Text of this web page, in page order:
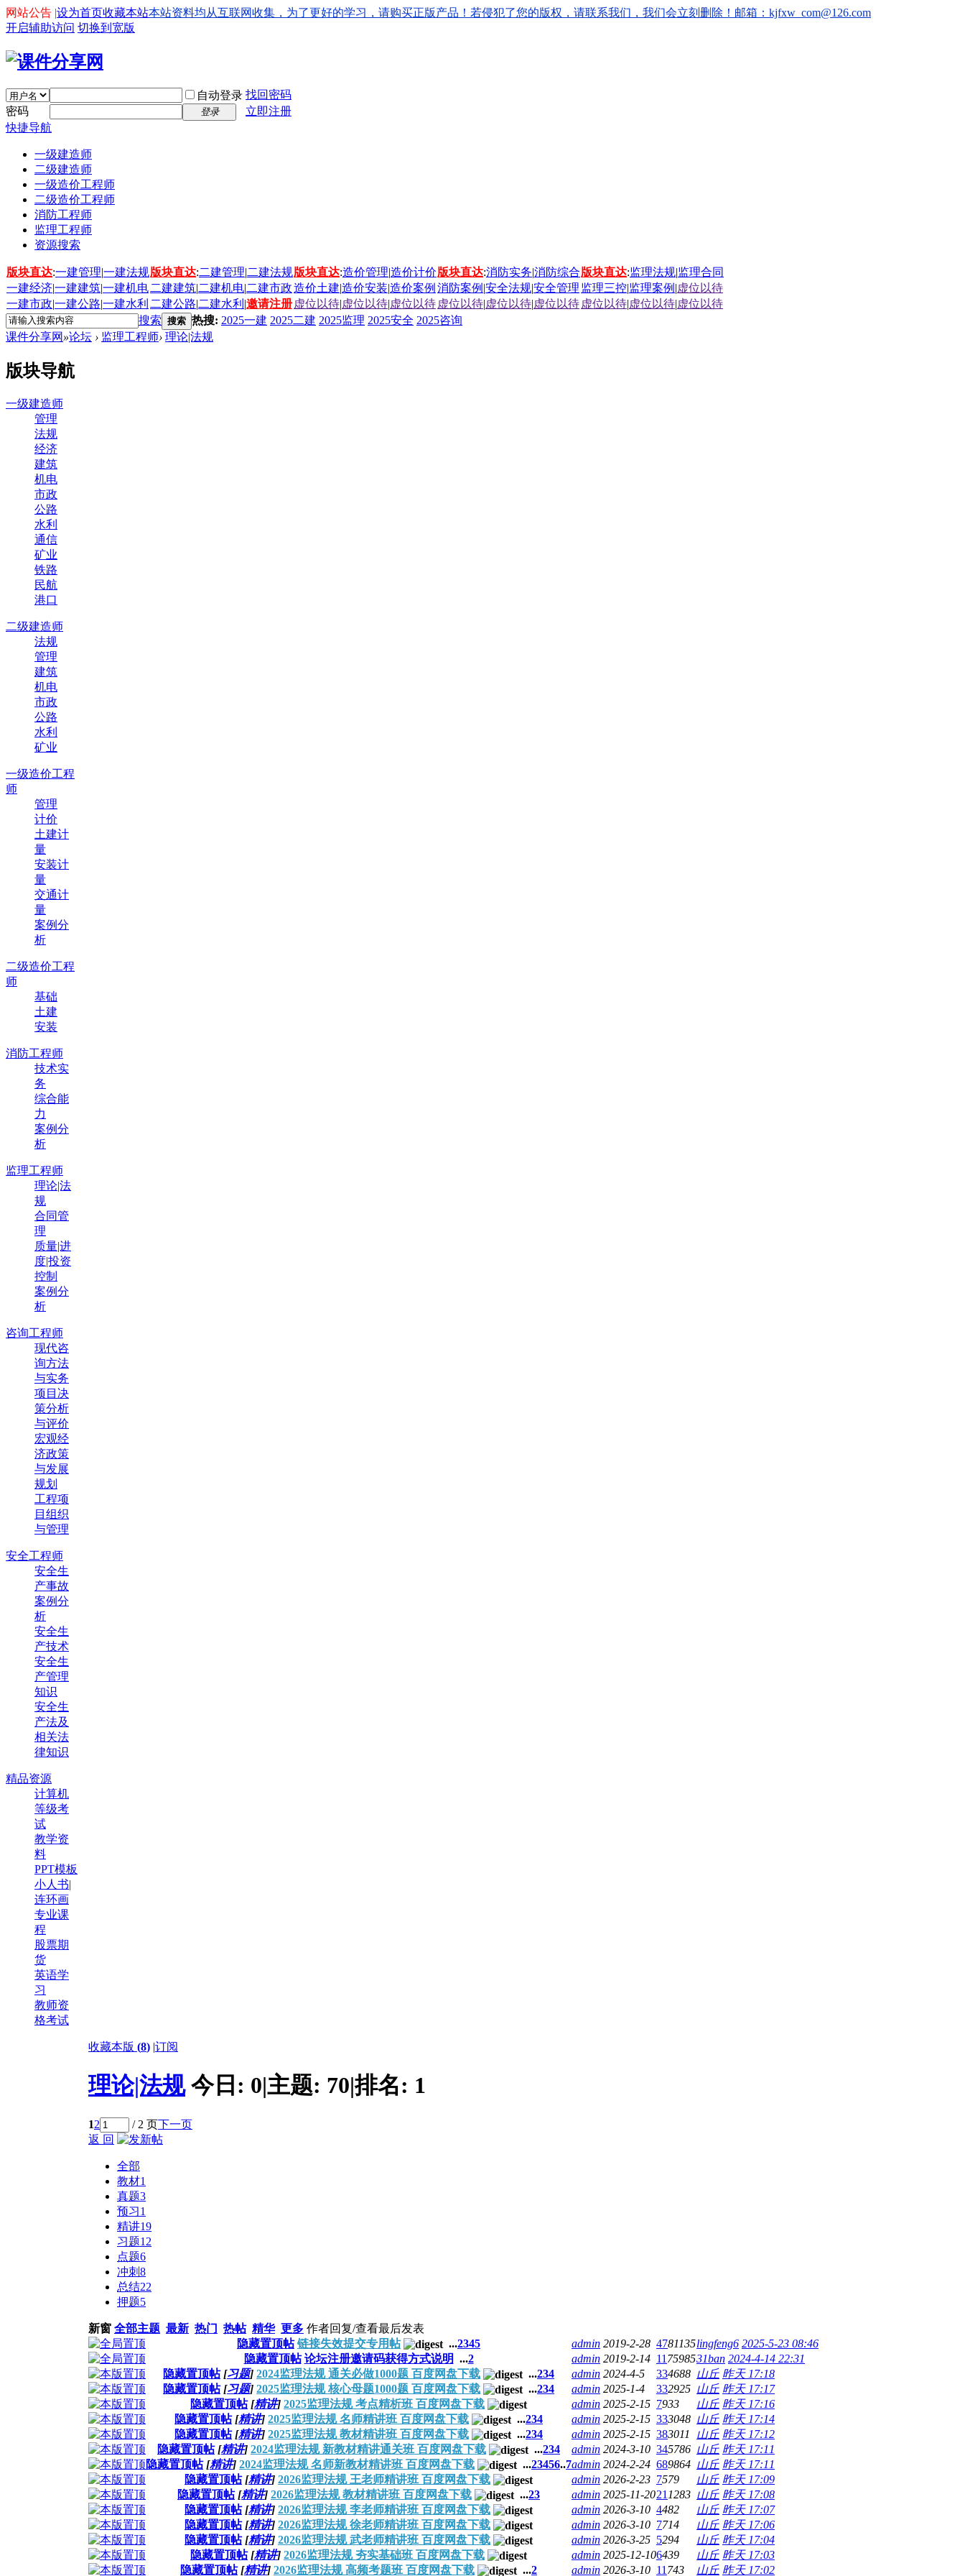
设为首页收藏本站
网站公告 |
本站资料均从互联网收集，为了更好的学习，请购买正版产品！若侵犯了您的版权，请联系我们，我们会立刻删除！邮箱：kjfxw_com@126.com
开启辅助访问 切换到宽版
自动登录 找回密码
密码
登录
立即注册
快捷导航
一级建造师
二级建造师
一级造价工程师
二级造价工程师
消防工程师
监理工程师
资源搜索
版块直达:一建管理|一建法规版块直达:二建管理|二建法规版块直达:造价管理|造价计价版块直达:消防实务|消防综合版块直达:监理法规|监理合同
一建经济|一建建筑|一建机电 二建建筑|二建机电|二建市政造价土建|造价安装|造价案例 消防案例 |安全法规|安全管理 监理三控|监理案例 |虚位以待
一建市政|一建公路|一建水利 二建公路|二建水利 |邀请注册 虚位以待|虚位以待|虚位以待 虚位以待|虚位以待|虚位以待 虚位以待|虚位以待|虚位以待
搜索 搜索 热搜: 2025一建 2025二建 2025监理 2025安全 2025咨询
课件分享网 »论坛 › 监理工程师› 理论|法规
版块导航
一级建造师
管理
法规
经济
建筑
机电
市政
公路
水利
通信
矿业
铁路
民航
港口
二级建造师
法规
管理
建筑
机电
市政
公路
水利
矿业
一级造价工程
师
管理
计价
土建计
量
安装计
量
交通计
量
案例分
析
二级造价工程
师
基础
土建
安装
消防工程师
技术实
务
综合能
力
案例分
析
监理工程师
理论|法
规
合同管
理
质量|进
度|投资
控制
案例分
析
咨询工程师
现代咨
询方法
与实务
项目决
策分析
与评价
宏观经
济政策
与发展
规划
工程项
目组织
与管理
安全工程师
安全生
产事故
案例分
析
安全生
产技术
安全生
产管理
知识
安全生
产法及
相关法
律知识
精品资源
计算机
等级考
试
教学资
料
PPT模板
小人书|
连环画
专业课
程
股票期
货
英语学
习
教师资
格考试
收藏本版 (8) |订阅
理论|法规 今日: 0|主题: 70|排名: 1
12 / 2 页下一页
返 回
全部
教材1
真题3
预习1
精讲19
习题12
点题6
冲刺8
总结22
押题5
新窗 全部主题 最新 热门 热帖 精华 更多 作者回复/查看最后发表
隐藏置顶帖 链接失效提交专用帖 ...2345 admin 2019-2-28 4781135lingfeng6 2025-5-23 08:46
隐藏置顶帖 论坛注册邀请码获得方式说明 ...2 admin 2019-2-14 11 7598531ban 2024-4-14 22:31
隐藏置顶帖 [习题] 2024监理法规 通关必做1000题 百度网盘下载 ...234 admin 2024-4-5 334688 山丘 昨天 17:18
隐藏置顶帖 [习题] 2025监理法规 核心母题1000题 百度网盘下载 ...234 admin 2025-1-4 332925 山丘 昨天 17:17
隐藏置顶帖 [精讲] 2025监理法规 考点精析班 百度网盘下载 admin 2025-2-15 7933 山丘 昨天 17:16
隐藏置顶帖 [精讲] 2025监理法规 名师精讲班 百度网盘下载 ...234 admin 2025-2-15 333048 山丘 昨天 17:14
隐藏置顶帖 [精讲] 2025监理法规 教材精讲班 百度网盘下载 ...234 admin 2025-2-15 383011 山丘 昨天 17:12
隐藏置顶帖 [精讲] 2024监理法规 新教材精讲通关班 百度网盘下载 ...234 admin 2024-3-10 345786 山丘 昨天 17:11
隐藏置顶帖 [精讲] 2024监理法规 名师新教材精讲班 百度网盘下载 ...23456..7admin 2024-2-24 689864 山丘 昨天 17:11
隐藏置顶帖 [精讲] 2026监理法规 王老师精讲班 百度网盘下载 admin 2026-2-23 7579 山丘 昨天 17:09
隐藏置顶帖 [精讲] 2026监理法规 教材精讲班 百度网盘下载 ...23 admin 2025-11-2021 1283 山丘 昨天 17:08
隐藏置顶帖 [精讲] 2026监理法规 李老师精讲班 百度网盘下载 admin 2026-3-10 4482 山丘 昨天 17:07
隐藏置顶帖 [精讲] 2026监理法规 徐老师精讲班 百度网盘下载 admin 2026-3-10 7714 山丘 昨天 17:06
隐藏置顶帖 [精讲] 2026监理法规 武老师精讲班 百度网盘下载 admin 2026-3-25 5294 山丘 昨天 17:04
隐藏置顶帖 [精讲] 2026监理法规 夯实基础班 百度网盘下载 admin 2025-12-106439 山丘 昨天 17:03
隐藏置顶帖 [精讲] 2026监理法规 高频考题班 百度网盘下载 ...2 admin 2026-3-10 11 743 山丘 昨天 17:02